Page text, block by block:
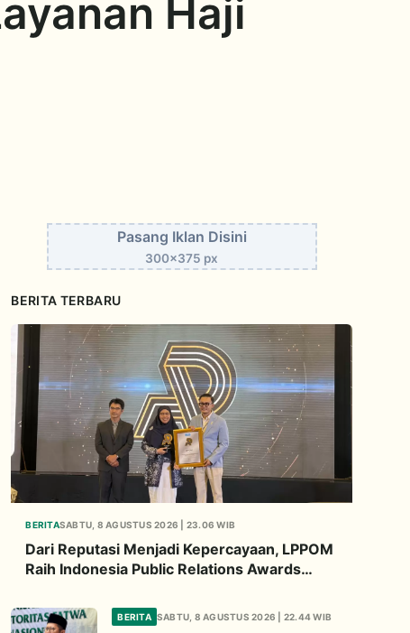
Haji
Pasang Iklan Disini
300x375 px
BERITA TERBARU
BERITASABTU, 8 AGUSTUS 2026 | 23.06 WIB
Dari Reputasi Menjadi Kepercayaan, LPPOM
Raih Indonesia Public Relations Awards
BERITA SABTU, 8 AGUSTUS 2026 | 22.44 WIB